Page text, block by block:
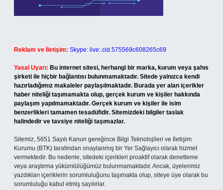
Reklam ve İletişim: Skype: live:.cid.575569c608265c69
Yasal Uyarı: Bu internet sitesi, herhangi bir marka, kurum veya şahıs
şirketi ile hiçbir bağlantısı bulunmamaktadır. Sitede yalnızca kendi
hazırladığımız makaleler paylaşılmaktadır. Burada yer alan içerikler
haber niteliği taşımamakta olup, gerçek kurum ve kişiler hakkında
paylaşım yapılmamaktadır. Gerçek kurum ve kişiler ile isim
benzerlikleri tamamen tesadüfidir. Sitemizdeki bilgiler taslak
halindedir ve tavsiye niteliği taşımazlar.
Sitemiz, 5651 Sayılı Kanun gereğince Bilgi Teknolojileri ve İletişim
Kurumu (BTK) tarafından onaylanmış bir Yer Sağlayıcı olarak hizmet
vermektedir. Bu nedenle, sitedeki içerikleri proaktif olarak denetleme
veya araştırma yükümlülüğümüz bulunmamaktadır. Ancak, üyelerimiz
yazdıkları içeriklerin sorumluluğunu taşımakta olup, siteye üye olarak bu
sorumluluğu kabul etmiş sayılırlar.